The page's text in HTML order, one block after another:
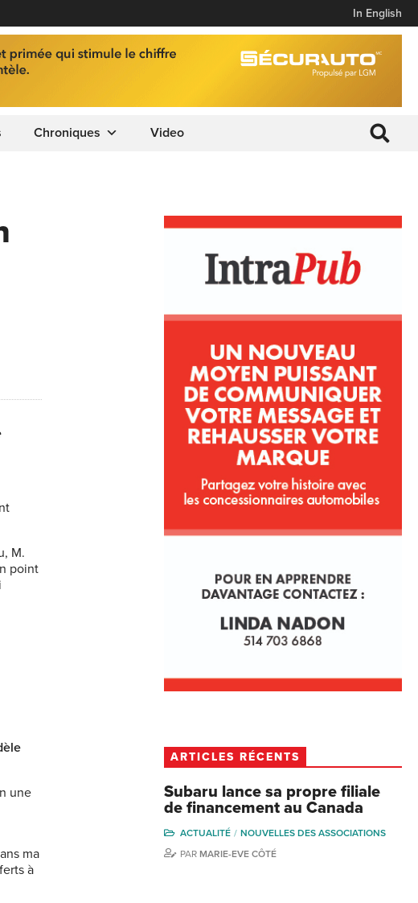
In English
Chroniques Video
M.
point
une
ma
à
ARTICLES RÉCENTS
Subaru lance sa propre filiale
de financement au Canada
ACTUALITÉ
NOUVELLES DES ASSOCIATIONS
PAR MARIE-EVE CÔTÉ